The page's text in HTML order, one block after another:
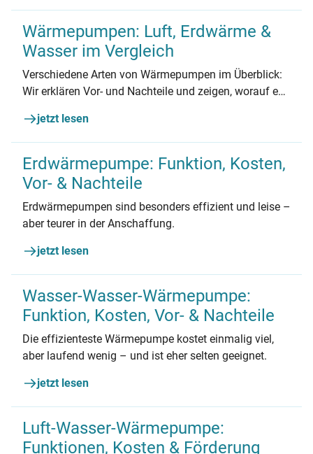
Dossier.
Wärmepumpen: Luft, Erdwärme &
Wasser im Vergleich
Verschiedene Arten von Wärmepumpen im Überblick:
Wir erklären Vor- und Nachteile und zeigen, worauf es
wirklich ankommt.
jetzt lesen
Erdwärmepumpe: Funktion, Kosten,
Vor- & Nachteile
Erdwärmepumpen sind besonders effizient und leise –
aber teurer in der Anschaffung.
jetzt lesen
Wasser-Wasser-Wärmepumpe:
Funktion, Kosten, Vor- & Nachteile
Die effizienteste Wärmepumpe kostet einmalig viel,
aber laufend wenig – und ist eher selten geeignet.
jetzt lesen
Luft-Wasser-Wärmepumpe:
Funktionen, Kosten & Förderung